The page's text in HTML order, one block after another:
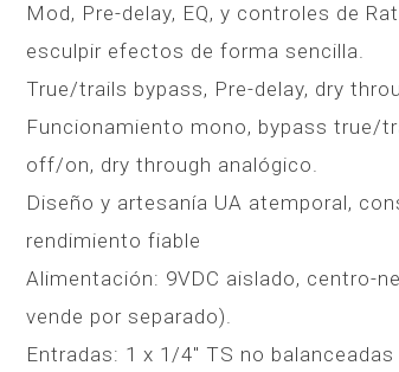
Mod, Pre-delay, EQ, y controles de
esculpir efectos de forma sencilla.
True/trails bypass, Pre-delay, dry
Funcionamiento mono, bypass true/
off/on, dry through analógico.
Diseño y artesanía UA atemporal,
rendimiento fiable
Alimentación: 9VDC aislado, centro-
vende por separado).
Entradas: 1 x 1/4″ TS no balanceadas